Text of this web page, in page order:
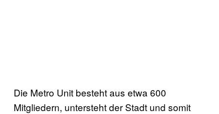
Die Metro Unit besteht aus etwa 600
Mitgliedern, untersteht der Stadt und somit